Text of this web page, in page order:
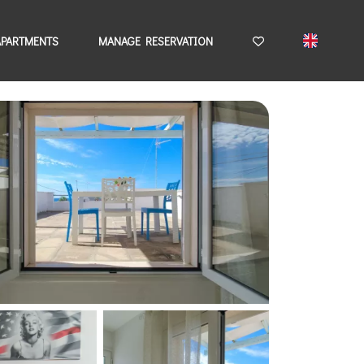
MANAGE RESERVATION